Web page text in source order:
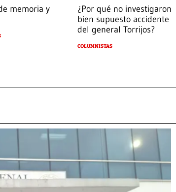
memoria y
¿Por qué no investigaron
bien supuesto accidente
del general Torrijos?
COLUMNISTAS